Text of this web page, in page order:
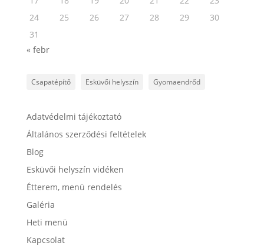
24
25 26 27 28 29
30
31
« febr
Csapatépítő Esküvői helyszín Gyomaendrőd
Adatvédelmi tájékoztató
Általános szerződési feltételek
Blog
Esküvői helyszín vidéken
Étterem, menü rendelés
Galéria
Heti menü
Kapcsolat